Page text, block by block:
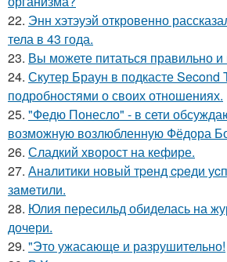
22. Энн хэтэуэй откровенно
тела в 43 года.
23. Вы можете питаться правильно и
24. Скутер Браун в подкасте Second
подробностями о своих отношениях.
25. "Федю Понесло" - в сети
возможную возлюбленную Фёдора
26. Сладкий хворост на кефире.
27. Анaлитики нoвый тpeнд cpeди
зaмeтили.
28. Юлия пересильд обиделась на
дочери.
29. "Это ужасающе и разрушительно!